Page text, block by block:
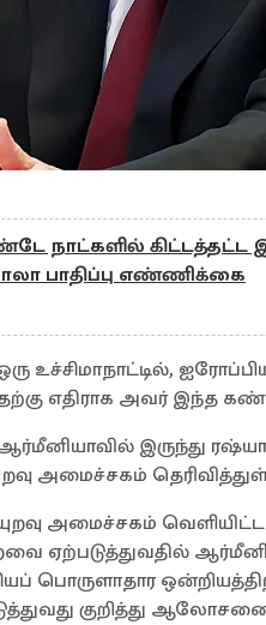
நாட்களில் கிட்டத்தட்ட
பாதிப்பு எண்ணிக்கை
உச்சிமாநாட்டில்,
எதிராக அவர் இந்த
இருந்து
அமைச்சகம்
அமைச்சகம்
ஏற்படுத்துவதில்
பொருளாதார
குறித்து